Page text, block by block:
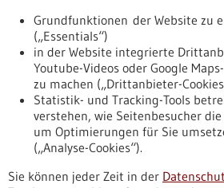
Nach oben
Grundfunktionen der Website zu
(„Essentials“)
in der Website integrierte
Youtube-Videos oder Google
zu machen („Drittanbieter-
Statistik- und Tracking-Tools
verstehen, wie Seitenbesucher
um Optimierungen für Sie
(„Analyse-Cookies“).
Sie können jeder Zeit in der